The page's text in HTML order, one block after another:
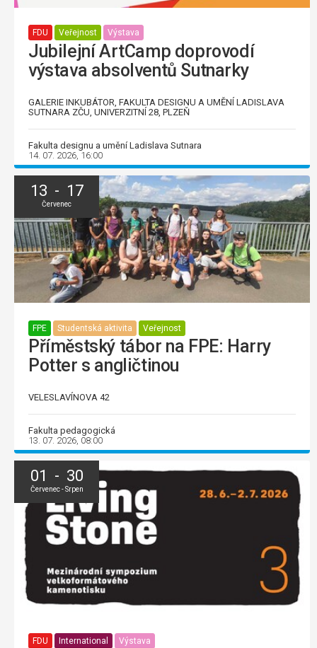
FDU Veřejnost Výstava
Jubilejní ArtCamp doprovodí
výstava absolventů Sutnarky
GALERIE INKUBÁTOR, FAKULTA DESIGNU A UMĚNÍ LADISLAVA
SUTNARA ZČU, UNIVERZITNÍ 28, PLZEŇ
Fakulta designu a umění Ladislava Sutnara
14. 07. 2026, 16:00
13 - 17
Červenec
FPE Studentská aktivita Veřejnost
Příměstský tábor na FPE: Harry
Potter s angličtinou
VELESLAVÍNOVA 42
Fakulta pedagogická
13. 07. 2026, 08:00
01 - 30
Červenec - Srpen
FDU International Výstava